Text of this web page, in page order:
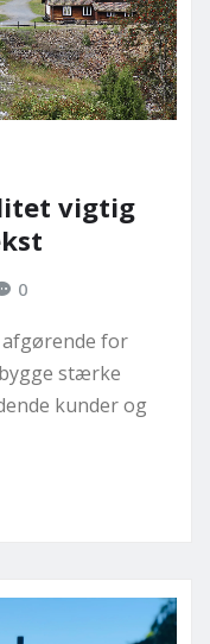
vigtig
0
for
stærke
kunder og